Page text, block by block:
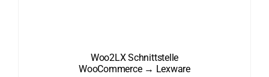
Woo2LX Schnittstelle
WooCommerce → Lexware